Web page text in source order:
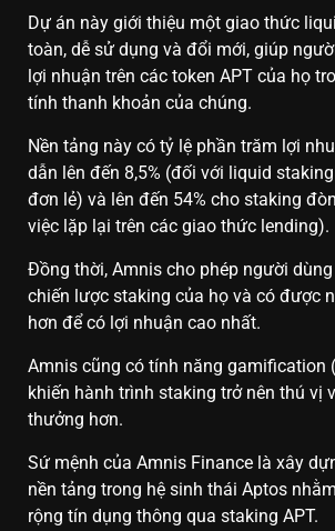
Dự án này giới thiệu một giao thức
toàn, dễ sử dụng và đổi mới, giúp
lợi nhuận trên các token APT của họ
tính thanh khoản của chúng.
Nền tảng này có tỷ lệ phần trăm lợi
dẫn lên đến 8,5% (đối với liquid
đơn lẻ) và lên đến 54% cho staking
việc lặp lại trên các giao thức lending).
Đồng thời, Amnis cho phép người
chiến lược staking của họ và có được
hơn để có lợi nhuận cao nhất.
Amnis cũng có tính năng gamification
khiến hành trình staking trở nên thú vị
thưởng hơn.
Sứ mệnh của Amnis Finance là xây
nền tảng trong hệ sinh thái Aptos
rộng tín dụng thông qua staking APT.